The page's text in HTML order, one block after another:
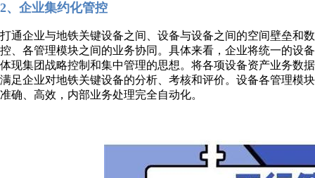
2、企业集约化管控
打通企业与地铁关键设备之间、设备与设备之间的空间壁垒和
控、各管理模块之间的业务协同。具体来看，企业将统一的设
体现集团战略控制和集中管理的思想。将各项设备资产业务数
满足企业对地铁关键设备的分析、考核和评价。设备各管理模
准确、高效，内部业务处理完全自动化。